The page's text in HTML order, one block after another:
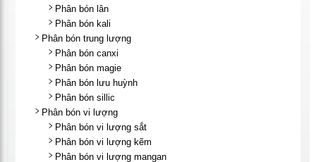
Phân bón lân
Phân bón kali
Phân bón trung lượng
Phân bón canxi
Phân bón magie
Phân bón lưu huỳnh
Phân bón sillic
Phân bón vi lượng
Phân bón vi lượng sắt
Phân bón vi lượng kẽm
Phân bón vi lượng mangan